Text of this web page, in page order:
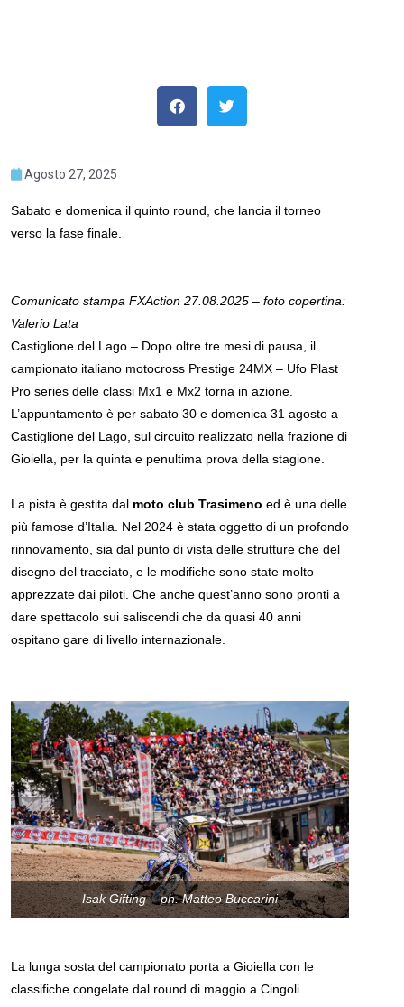
Agosto 27, 2025
Sabato e domenica il quinto round, che lancia il torneo
verso la fase finale.
Comunicato stampa FXAction 27.08.2025 – foto copertina:
Valerio Lata
Castiglione del Lago – Dopo oltre tre mesi di pausa, il
campionato italiano motocross Prestige 24MX – Ufo Plast
Pro series delle classi Mx1 e Mx2 torna in azione.
L’appuntamento è per sabato 30 e domenica 31 agosto a
Castiglione del Lago, sul circuito realizzato nella frazione di
Gioiella, per la quinta e penultima prova della stagione.
La pista è gestita dal moto club Trasimeno ed è una delle
più famose d’Italia. Nel 2024 è stata oggetto di un profondo
rinnovamento, sia dal punto di vista delle strutture che del
disegno del tracciato, e le modifiche sono state molto
apprezzate dai piloti. Che anche quest’anno sono pronti a
dare spettacolo sui saliscendi che da quasi 40 anni
ospitano gare di livello internazionale.
Isak Gifting – ph. Matteo Buccarini
La lunga sosta del campionato porta a Gioiella con le
classifiche congelate dal round di maggio a Cingoli.